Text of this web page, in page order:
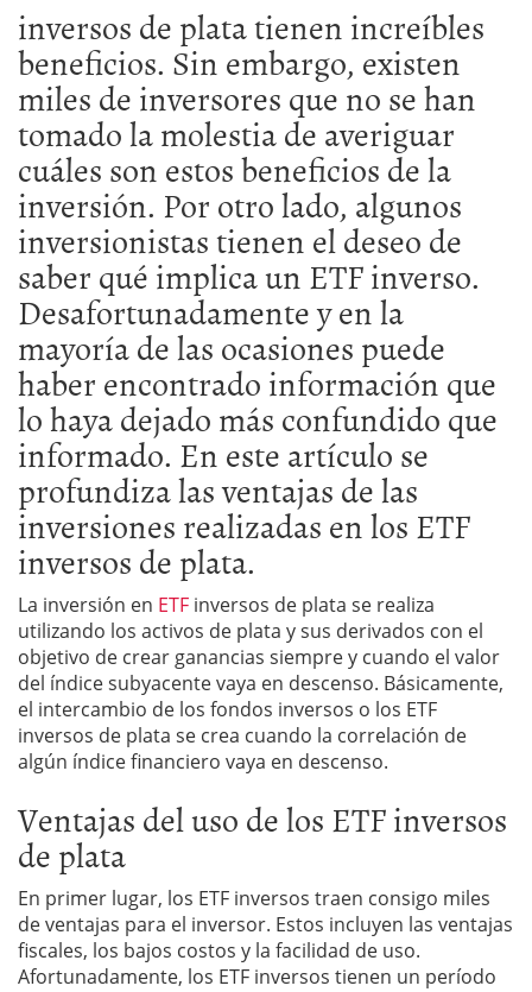
inversos de plata tienen increíbles
beneficios. Sin embargo, existen
miles de inversores que no se han
tomado la molestia de averiguar
cuáles son estos beneficios de la
inversión. Por otro lado, algunos
inversionistas tienen el deseo de
saber qué implica un ETF inverso.
Desafortunadamente y en la
mayoría de las ocasiones puede
haber encontrado información que
lo haya dejado más confundido que
informado. En este artículo se
profundiza las ventajas de las
inversiones realizadas en los ETF
inversos de plata.
La inversión en ETF inversos de plata se realiza
utilizando los activos de plata y sus derivados con el
objetivo de crear ganancias siempre y cuando el valor
del índice subyacente vaya en descenso. Básicamente,
el intercambio de los fondos inversos o los ETF
inversos de plata se crea cuando la correlación de
algún índice financiero vaya en descenso.
Ventajas del uso de los ETF inversos
de plata
En primer lugar, los ETF inversos traen consigo miles
de ventajas para el inversor. Estos incluyen las ventajas
fiscales, los bajos costos y la facilidad de uso.
Afortunadamente, los ETF inversos tienen un período